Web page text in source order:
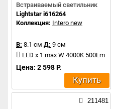
Встраиваемый светильник
Lightstar i616264
Коллекция: Intero new
В: 8.1 см Д: 9 см
LED x 1 max W 4000K 500Lm
Цена: 2 598 Р.
Купить
211481